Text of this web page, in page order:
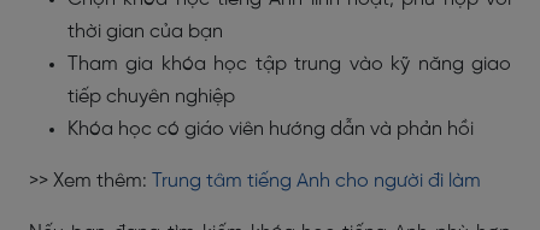
thời gian của bạn
Tham gia khóa học tập trung vào kỹ năng giao
tiếp chuyên nghiệp
Khóa học có giáo viên hướng dẫn và phản hồi
>> Xem thêm: Trung tâm tiếng Anh cho người đi làm